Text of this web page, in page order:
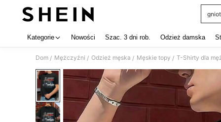
Kategorie Nowości Szac. 3 dni rob. Odzież damska
Dom / Mężczyźni / Odzież męska / Męskie topy / T-Shirty dla